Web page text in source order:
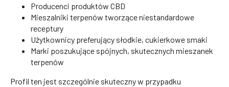
Producenci produktów CBD
Mieszalniki terpenów tworzące niestandardowe
receptury
Użytkownicy preferujący słodkie, cukierkowe smaki
Marki poszukujące spójnych, skutecznych mieszanek
terpenów
Profil ten jest szczególnie skuteczny w przypadku